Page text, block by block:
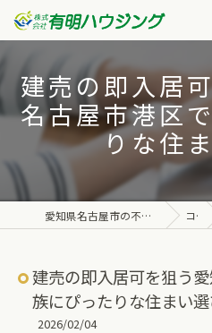
建売の即入居
名古屋市港区
りな住
愛知県名古屋市の不動産なら株式会社有明ハウジング コラム
建売の即入居可を狙う
族にぴったりな住まい
2026/02/04